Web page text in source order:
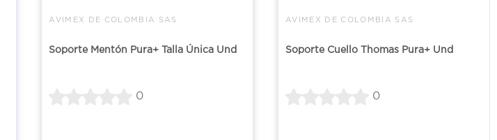
AVIMEX DE COLOMBIA SAS
Soporte Mentón Pura+ Talla Única Und
0
AVIMEX DE COLOMBIA SAS
Soporte Cuello Thomas Pura+ Und
0